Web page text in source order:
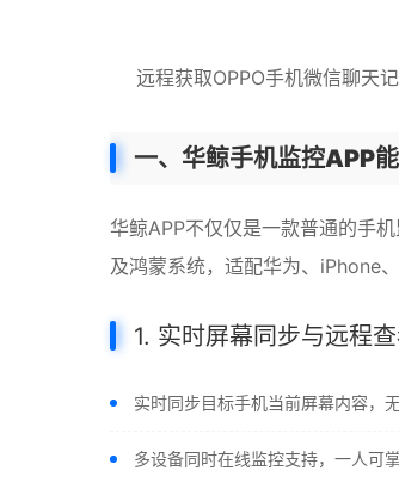
远程获取OPPO手机微信聊天
一、华鲸手机监控APP
华鲸APP不仅仅是一款普通的手
及鸿蒙系统，适配华为、iPhone
1. 实时屏幕同步与远程
实时同步目标手机当前屏幕内容，
多设备同时在线监控支持，一人可